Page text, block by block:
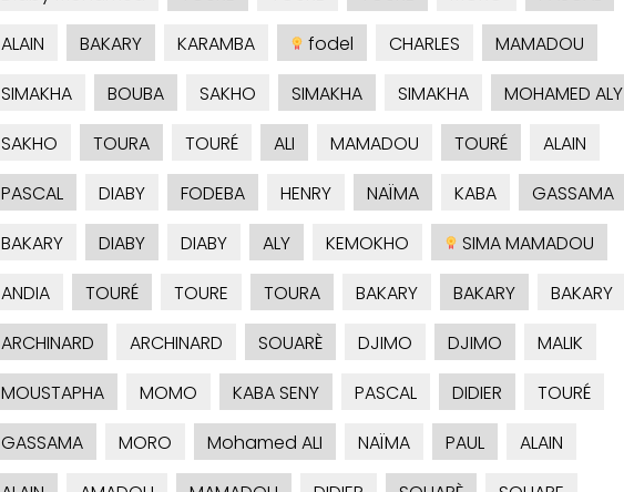
ALAIN
BAKARY KARAMBA fodel CHARLES
MAMADOU
SIMAKHA
BOUBA SAKHO SIMAKHA SIMAKHA
MOHAMED ALY
SAKHO
TOURA TOURÉ ALI MAMADOU TOURÉ
ALAIN
PASCAL
DIABY FODEBA HENRY NAÏMA KABA
GASSAMA
BAKARY
DIABY DIABY ALY KEMOKHO
SIMA MAMADOU
ANDIA
TOURÉ TOURE TOURA BAKARY BAKARY
BAKARY
ARCHINARD
ARCHINARD SOUARÈ DJIMO DJIMO
MALIK
MOUSTAPHA
MOMO KABA SENY PASCAL DIDIER
TOURÉ
GASSAMA
MORO Mohamed ALI NAÏMA PAUL
ALAIN